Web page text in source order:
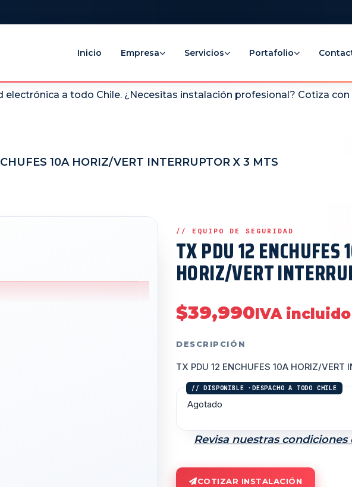
Inicio Empresa Servicios Portafolio
electrónica a todo Chile. ¿Necesitas instalación profesional? Cotiza
10A HORIZ/VERT INTERRUPTOR X 3 MTS
TX PDU 12 ENCHUFES
HORIZ/VERT
$39,990IVA incluido
DESCRIPCIÓN
TX PDU 12 ENCHUFES 10A HORIZ/VERT
Agotado
Revisa nuestras condiciones
COTIZAR INSTALACIÓN